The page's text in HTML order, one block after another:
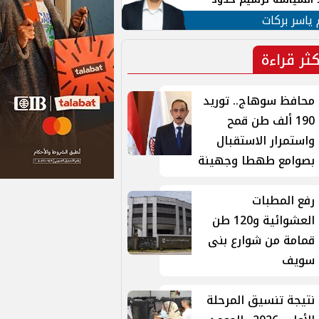
القومي العربي
ياسر بركات
قراءة
محافظ سوهاج.. توريد
190 ألف طن قمح
واستمرار الاستقبال
بصوامع طهطا وجهينة
رفع المطبات
العشوائية و120 طن
قمامة من شوارع بنى
سويف
نتيجة تنسيق المرحلة